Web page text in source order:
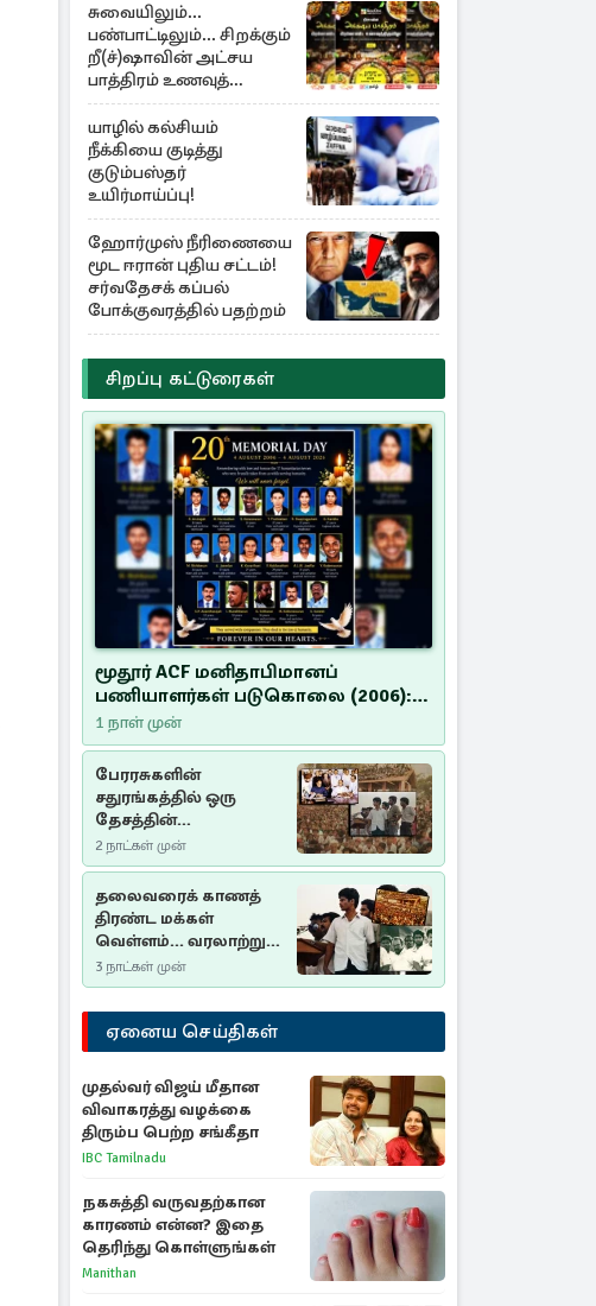
சுவையிலும்...
பண்பாட்டிலும்... சிறக்கும்
றீ(ச்)ஷாவின் அட்சய
பாத்திரம் உணவுத்
திருவிழா ஆரம்பம்
யாழில் கல்சியம்
நீக்கியை குடித்து
குடும்பஸ்தர்
உயிர்மாய்ப்பு!
ஹோர்முஸ் நீரிணையை
மூட ஈரான் புதிய சட்டம்!
சர்வதேசக் கப்பல்
போக்குவரத்தில் பதற்றம்
சிறப்பு கட்டுரைகள்
மூதூர் ACF மனிதாபிமானப்
பணியாளர்கள் படுகொலை (2006):
20 ஆண்டுகளாகியும் நீதி
மறுக்கப்பட்ட மனிதாபிமானப்
பேரவலம்
1 நாள் முன்
பேரரசுகளின்
சதுரங்கத்தில் ஒரு
தேசத்தின்
தீர்க்கதரிசனம் :
சுதுமலை பிரகடனம்
ஒரு வரலாற்றுப் பாடம்
2 நாட்கள் முன்
தலைவரைக் காணத்
திரண்ட மக்கள்
வெள்ளம்... வரலாற்றுச்
சிறப்புமிக்க சுதுமலைப்
பிரகடனம்…
3 நாட்கள் முன்
ஏனைய செய்திகள்
முதல்வர் விஜய் மீதான
விவாகரத்து வழக்கை
திரும்ப பெற்ற சங்கீதா
IBC Tamilnadu
நகசுத்தி வருவதற்கான
காரணம் என்ன? இதை
தெரிந்து கொள்ளுங்கள்
Manithan